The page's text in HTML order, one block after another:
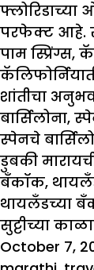
परफेक्ट आहे.
पाम स्प्रिंग्स,
शांतीचा
बार्सिलोना,
स्पेनचे
डुबकी
बँकॉक,
थायलँडच्या
सुट्टीच्या
Posted
October 7,